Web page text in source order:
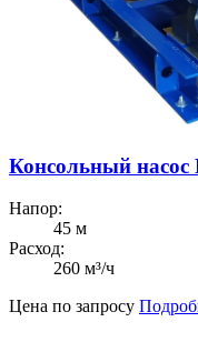
Консольный
Напор:
45 м
Расход:
260 м³/ч
Цена по запросу